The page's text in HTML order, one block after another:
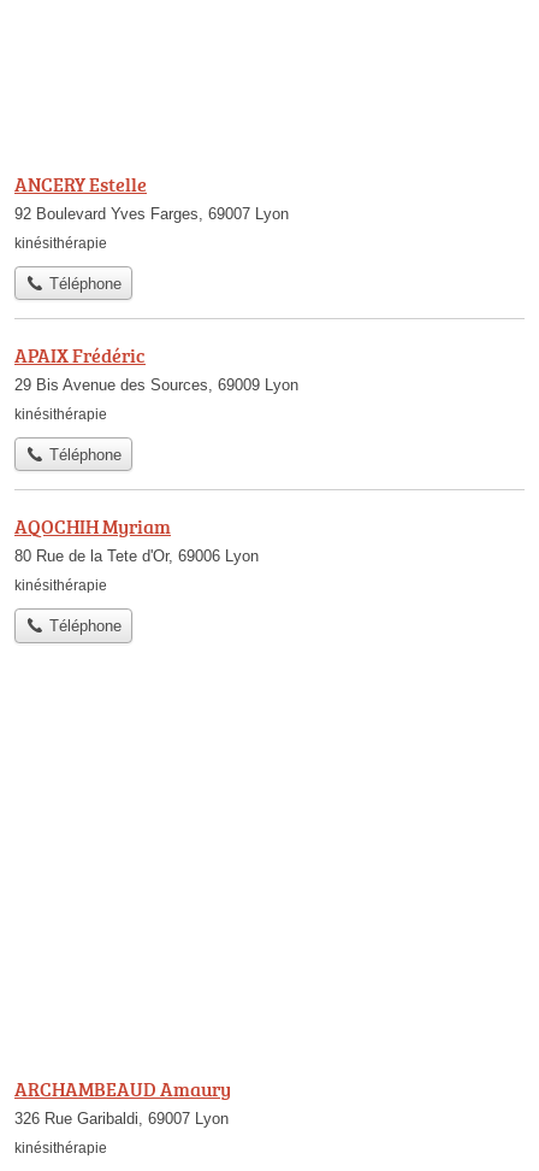
ANCERY Estelle
92 Boulevard Yves Farges, 69007 Lyon
kinésithérapie
Téléphone
APAIX Frédéric
29 Bis Avenue des Sources, 69009 Lyon
kinésithérapie
Téléphone
AQOCHIH Myriam
80 Rue de la Tete d'Or, 69006 Lyon
kinésithérapie
Téléphone
ARCHAMBEAUD Amaury
326 Rue Garibaldi, 69007 Lyon
kinésithérapie